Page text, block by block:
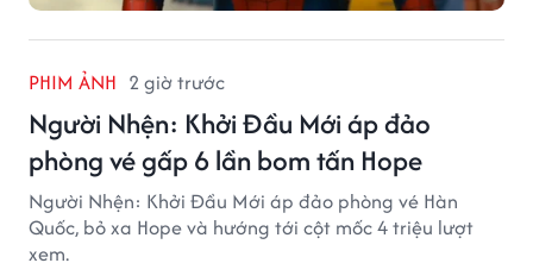
PHIM ẢNH 2 giờ trước
Người Nhện: Khởi Đầu Mới áp đảo
phòng vé gấp 6 lần bom tấn Hope
Người Nhện: Khởi Đầu Mới áp đảo phòng vé Hàn
Quốc, bỏ xa Hope và hướng tới cột mốc 4 triệu lượt
xem.